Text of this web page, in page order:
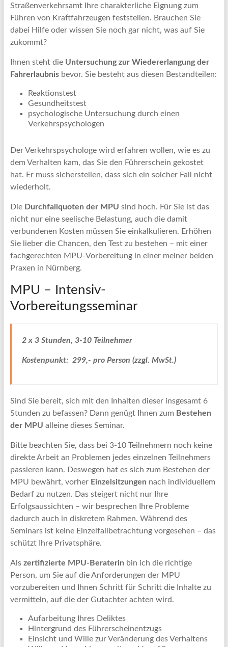
Straßenverkehrsamt Ihre charakterliche Eignung zum
Führen von Kraftfahrzeugen feststellen. Brauchen Sie
dabei Hilfe oder wissen Sie noch gar nicht, was auf Sie
zukommt?
Ihnen steht die Untersuchungzur Wiedererlangung der
Fahrerlaubnisbevor. Sie besteht aus diesen Bestandteilen:
Reaktionstest
Gesundheitstest
psychologische Untersuchung durch einen
Verkehrspsychologen
Der Verkehrspsychologe wird erfahren wollen, wie es zu
dem Verhalten kam, das Sie den Führerschein gekostet
hat. Er muss sicherstellen, dass sich ein solcher Fall nicht
wiederholt.
Die Durchfallquoten der MPU sind hoch. Für Sie ist das
nicht nur eine seelische Belastung, auch die damit
verbundenen Kosten müssen Sie einkalkulieren. Erhöhen
Sie lieber die Chancen, den Test zu bestehen – mit einer
fachgerechten MPU-Vorbereitung in einer meiner beiden
Praxen in Nürnberg.
MPU – Intensiv-
Vorbereitungsseminar
2 x 3 Stunden, 3-10 Teilnehmer
Kostenpunkt: 299,- pro Person (zzgl. MwSt.)
Sind Sie bereit, sich mit den Inhalten dieser insgesamt 6
Stunden zu befassen? Dann genügt Ihnen zum Bestehen
der MPU alleine dieses Seminar.
Bitte beachten Sie, dass bei 3-10 Teilnehmern noch keine
direkte Arbeit an Problemen jedes einzelnen Teilnehmers
passieren kann. Deswegen hat es sich zum Bestehen der
MPU bewährt, vorher Einzelsitzungen nach individuellem
Bedarf zu nutzen. Das steigert nicht nur Ihre
Erfolgsaussichten – wir besprechen Ihre Probleme
dadurch auch in diskretem Rahmen. Während des
Seminars ist keine Einzelfallbetrachtung vorgesehen – das
schützt Ihre Privatsphäre.
Alszertifizierte MPU-Beraterin bin ich die richtige
Person, um Sie auf die Anforderungen der MPU
vorzubereiten und Ihnen Schritt für Schritt die Inhalte zu
vermitteln, auf die der Gutachter achten wird.
Aufarbeitung Ihres Deliktes
Hintergrund des Führerscheinentzugs
Einsicht und Wille zur Veränderung des Verhaltens